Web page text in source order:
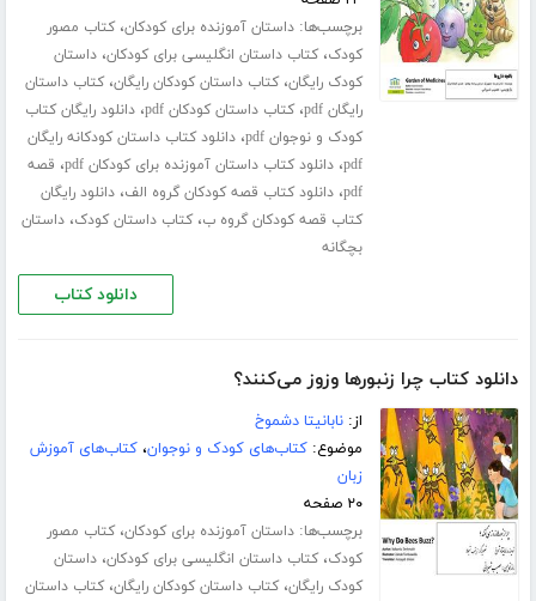
برچسب‌ها:داستان آموزنده برای کودکان،کتاب مصور
کودک،کتاب داستان انگلیسی برای کودکان،داستان
کودک رایگان،کتاب داستان کودکان رایگان،کتاب داستان
رایگان pdf
،کتاب داستان کودکان pdf ،دانلود رایگان کتاب
کودک و نوجوان pdf
،دانلود کتاب داستان کودکانه رایگان
pdf،دانلود کتاب داستان آموزنده برای کودکان pdf ، قصه
pdf،دانلود کتاب قصه کودکان گروه الف،دانلود رایگان
کتاب قصه کودکان گروه ب،کتاب داستان کودک،داستان
بچگانه
دانلود کتاب
دانلود کتاب چرا زنبورها وزوز می‌کنند؟
از:نابانیتا دشموخ
موضوع:کتاب‌های کودک و نوجوان،کتاب‌های آموزش
زبان
۲۰ صفحه
برچسب‌ها:داستان آموزنده برای کودکان،کتاب مصور
کودک،کتاب داستان انگلیسی برای کودکان،داستان
کودک رایگان،کتاب داستان کودکان رایگان،کتاب داستان